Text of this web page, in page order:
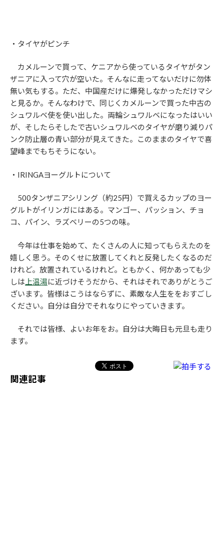
・タイヤがピンチ
カメルーンで買って、ケニアから使っているタイヤがタン
ザニアに入って穴が空いた。そんなに走ってないだけに勿体
無い気もする。ただ、中国産だけに爆発しなかっただけマシ
と見るか。そんなわけで、同じくカメルーンで買った中古の
シュワルベ使を使い出した。両輪シュワルベになったはいい
が、そしたらそしたで古いシュワルベのタイヤが磨り減りパ
ンク防止層の青い部分が見えてきた。このままのタイヤで喜
望峰までもちそうにない。
・IRINGAヨーグルトについて
500タンザニアシリング（約25円）で買えるカップのヨー
グルトがイリンガにはある。マンゴー、パッション、チョ
コ、パイン、ラズベリーの5つの味。
今年は仕事を始めて、たくさんの人に知ってもらえたのを
嬉しく思う。そのくせに放置してくれと反発したくなるのだ
けれど。放置されているけれど。ともかく、何かあっても少
しは 上温湯に近づけそうだから、それはそれでありがとうご
ざいます。皆様はこうはならずに、素敵な人生ををおすごし
ください。自分は自分でそれなりにやっていきます。
それでは皆様、よいお年をお。自分は大晦日も元旦も走り
ます。
関連記事